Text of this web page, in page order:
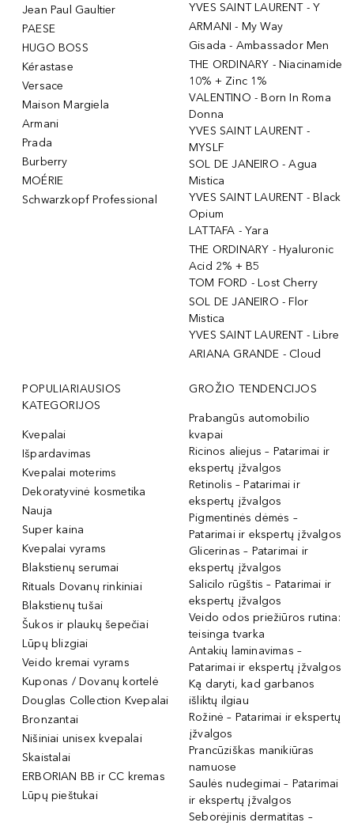
Jean Paul Gaultier
PAESE
HUGO BOSS
Kérastase
Versace
Maison Margiela
Armani
Prada
Burberry
MOÉRIE
Schwarzkopf Professional
YVES SAINT LAURENT - Y
ARMANI - My Way
Gisada - Ambassador Men
THE ORDINARY - Niacinamide
10% + Zinc 1%
VALENTINO - Born In Roma
Donna
YVES SAINT LAURENT -
MYSLF
SOL DE JANEIRO - Agua
Mistica
YVES SAINT LAURENT - Black
Opium
LATTAFA - Yara
THE ORDINARY - Hyaluronic
Acid 2% + B5
TOM FORD - Lost Cherry
SOL DE JANEIRO - Flor
Mistica
YVES SAINT LAURENT - Libre
ARIANA GRANDE - Cloud
POPULIARIAUSIOS
KATEGORIJOS
Kvepalai
Išpardavimas
Kvepalai moterims
Dekoratyvinė kosmetika
Nauja
Super kaina
Kvepalai vyrams
Blakstienų serumai
Rituals Dovanų rinkiniai
Blakstienų tušai
Šukos ir plaukų šepečiai
Lūpų blizgiai
Veido kremai vyrams
Kuponas / Dovanų kortelė
Douglas Collection Kvepalai
Bronzantai
Nišiniai unisex kvepalai
Skaistalai
ERBORIAN BB ir CC kremas
Lūpų pieštukai
GROŽIO TENDENCIJOS
Prabangūs automobilio
kvapai
Ricinos aliejus – Patarimai ir
ekspertų įžvalgos
Retinolis – Patarimai ir
ekspertų įžvalgos
Pigmentinės dėmės –
Patarimai ir ekspertų įžvalgos
Glicerinas – Patarimai ir
ekspertų įžvalgos
Salicilo rūgštis – Patarimai ir
ekspertų įžvalgos
Veido odos priežiūros rutina:
teisinga tvarka
Antakių laminavimas –
Patarimai ir ekspertų įžvalgos
Ką daryti, kad garbanos
išliktų ilgiau
Rožinė – Patarimai ir ekspertų
įžvalgos
Prancūziškas manikiūras
namuose
Saulės nudegimai – Patarimai
ir ekspertų įžvalgos
Seborėjinis dermatitas –